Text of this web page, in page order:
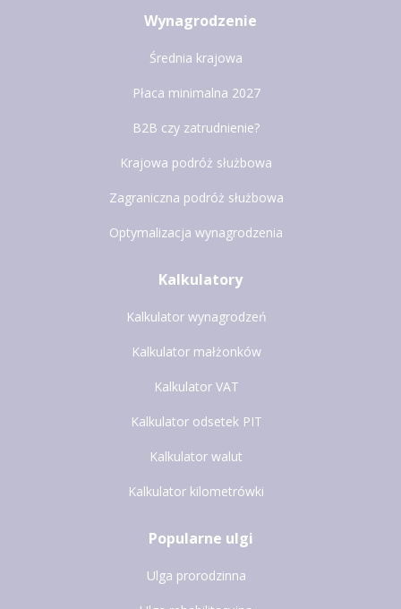
Wynagrodzenie
Średnia krajowa
Płaca minimalna 2027
B2B czy zatrudnienie?
Krajowa podróż służbowa
Zagraniczna podróż służbowa
Optymalizacja wynagrodzenia
Kalkulatory
Kalkulator wynagrodzeń
Kalkulator małżonków
Kalkulator VAT
Kalkulator odsetek PIT
Kalkulator walut
Kalkulator kilometrówki
Popularne ulgi
Ulga prorodzinna